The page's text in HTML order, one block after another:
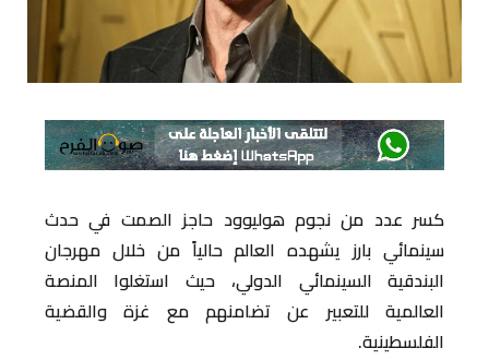
كسر عدد من نجوم هوليوود حاجز الصمت في حدث
سينمائي بارز يشهده العالم حالياً من خلال مهرجان
البندقية السينمائي الدولي، حيث استغلوا المنصة
العالمية للتعبير عن تضامنهم مع غزة والقضية
الفلسطينية.